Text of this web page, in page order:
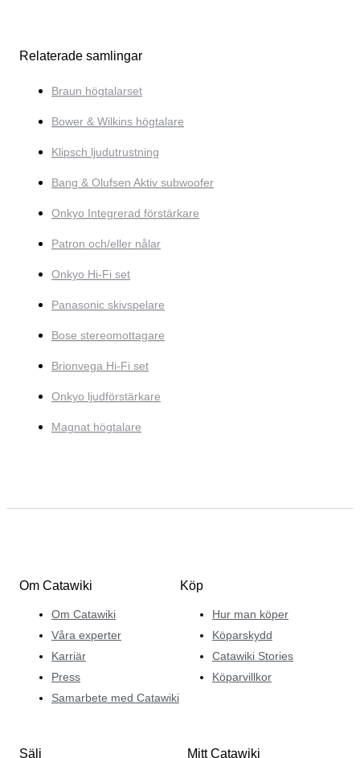
Relaterade samlingar
Braun högtalarset
Bower & Wilkins högtalare
Klipsch ljudutrustning
Bang & Olufsen Aktiv subwoofer
Onkyo Integrerad förstärkare
Patron och/eller nålar
Onkyo Hi-Fi set
Panasonic skivspelare
Bose stereomottagare
Brionvega Hi-Fi set
Onkyo ljudförstärkare
Magnat högtalare
Om Catawiki
Om Catawiki
Våra experter
Karriär
Press
Samarbete med Catawiki
Köp
Hur man köper
Köparskydd
Catawiki Stories
Köparvillkor
Sälj Mitt Catawiki